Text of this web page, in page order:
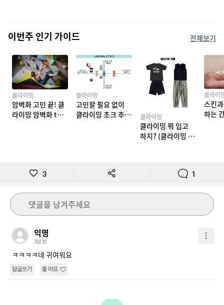
이번주 인기 가이드 전체보기
클라이밍
암벽화 고민 끝! 클
라이밍 암벽화 top
클라이밍
고민할 필요 없이
클라이밍 초크 추천
클라이밍
클라이밍 뭐 입고
하지? (클라이밍 복
클라이
스킨
하는
3 1
댓글을 남겨주세요
익명
3년 전
ㅋㅋㅋㅋ네 귀여워요
답글쓰기 좋아요